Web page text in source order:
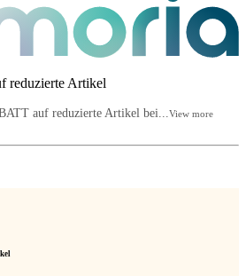
reduzierte Artikel
auf reduzierte Artikel bei...View more